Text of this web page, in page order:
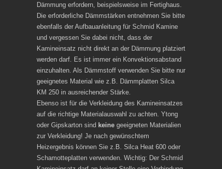
Dämmung erfordern, beispielsweise im Fertighaus.
Die erforderliche Dämmstärken entnehmen Sie bitte
ebenfalls der Aufbauanleitung für Schmid Kamine
und vergessen Sie dabei nicht, dass der
Kamineinsatz nicht direkt an der Dämmung platziert
werden darf. Es ist immer ein Konvektionsabstand
einzuhalten. Als Dämmstoff verwenden Sie bitte nur
geeignetes Material wie z.B. Dämmplatten Silca
KM 250 in ausreichender Stärke.
Ebenso ist für die Verkleidung des Kamineinsatzes
auf die richtige Materialauswahl zu achten. Ytong
oder Gipskarton sind keine geeigneten Materialien
zur Verkleidung! Je nach gewünschtem
Heizergebnis können Sie z.B. Silca Heat 600 oder
Schamotteplatten verwenden. Wichtig: Der Schmid